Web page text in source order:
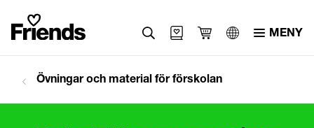
MENY
Övningar och material för förskolan